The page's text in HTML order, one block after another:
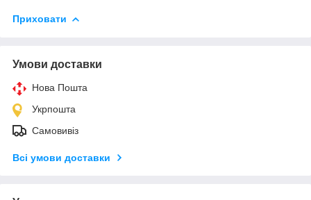
Приховати
Умови доставки
Нова Пошта
Укрпошта
Самовивіз
Всі умови доставки